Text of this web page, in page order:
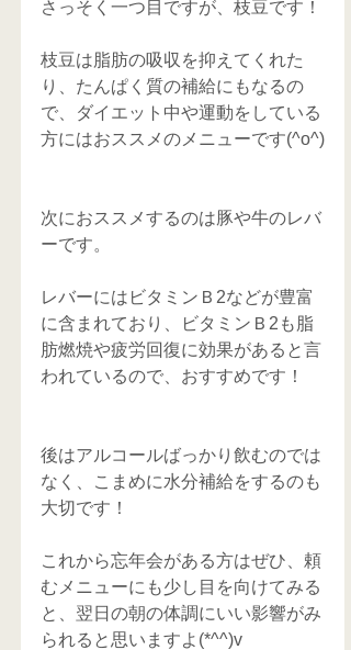
さっそく一つ目ですが、枝豆です！
枝豆は脂肪の吸収を抑えてくれた
り、たんぱく質の補給にもなるの
で、ダイエット中や運動をしている
方にはおススメのメニューです(^o^)
次におススメするのは豚や牛のレバ
ーです。
レバーにはビタミンＢ2などが豊富
に含まれており、ビタミンＢ2も脂
肪燃焼や疲労回復に効果があると言
われているので、おすすめです！
後はアルコールばっかり飲むのでは
なく、こまめに水分補給をするのも
大切です！
これから忘年会がある方はぜひ、頼
むメニューにも少し目を向けてみる
と、翌日の朝の体調にいい影響がみ
られると思いますよ(*^^)v